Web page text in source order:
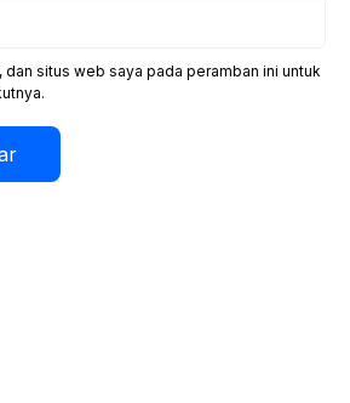
dan situs web saya pada peramban ini untuk